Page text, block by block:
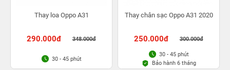
Thay loa Oppo A31
290.000đ 348.000đ
30 - 45 phút
Thay chân sạc Oppo A31 2020
250.000đ 300.000đ
30 - 45 phút
Bảo hành 6 tháng